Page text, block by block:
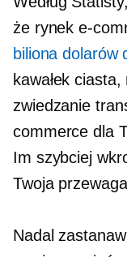
że rynek e-
biliona dolarów
kawałek
zwiedzanie
commerce dla
Im szybciej
Twoja
Nadal